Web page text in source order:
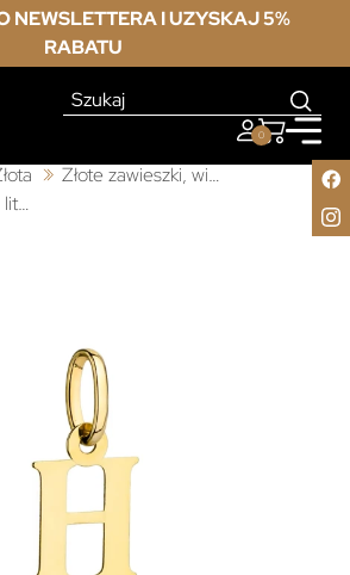
NEWSLETTERA I UZYSKAJ 5%
RABATU
0
Złote zawieszki, wisiorki
Zawieszka złota literka H